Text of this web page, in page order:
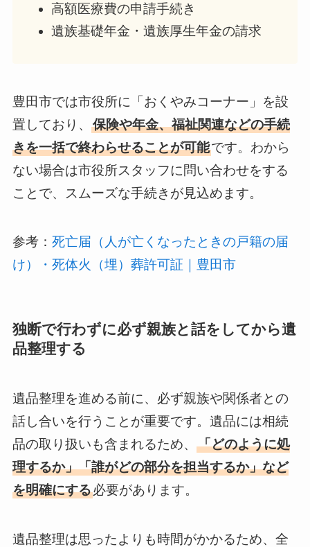
高額医療費の申請手続き
遺族基礎年金・遺族厚生年金の請求
豊田市では市役所に「おくやみコーナー」を設
置しており、 保険や年金、福祉関連などの手続
きを一括で終わらせることが可能です。わから
ない場合は市役所スタッフに問い合わせをする
ことで、スムーズな手続きが見込めます。
参考： 死亡届（人が亡くなったときの戸籍の届
け）・死体火（埋）葬許可証｜豊田市
独断で行わずに必ず親族と話をしてから遺
品整理する
遺品整理を進める前に、必ず親族や関係者との
話し合いを行うことが重要です。遺品には相続
品の取り扱いも含まれるため、 「どのように処
理するか」「誰がどの部分を担当するか」など
を明確にする必要があります。
遺品整理は思ったよりも時間がかかるため、全